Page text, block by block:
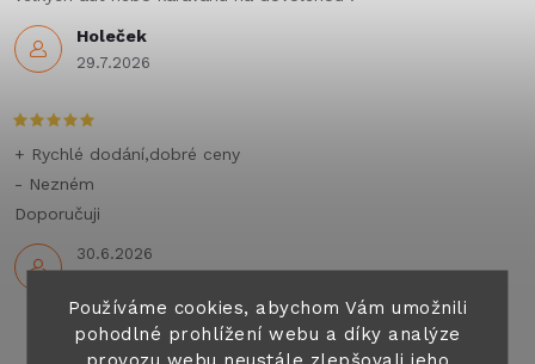
Používáme cookies, abychom Vám umožnili
pohodlné prohlížení webu a díky analýze
provozu webu neustále zlepšovali jeho
Holeček
29.7.2026
30.6.2026
+ Rychlé dodání,dobré ceny
- Nezném
Doporučuji